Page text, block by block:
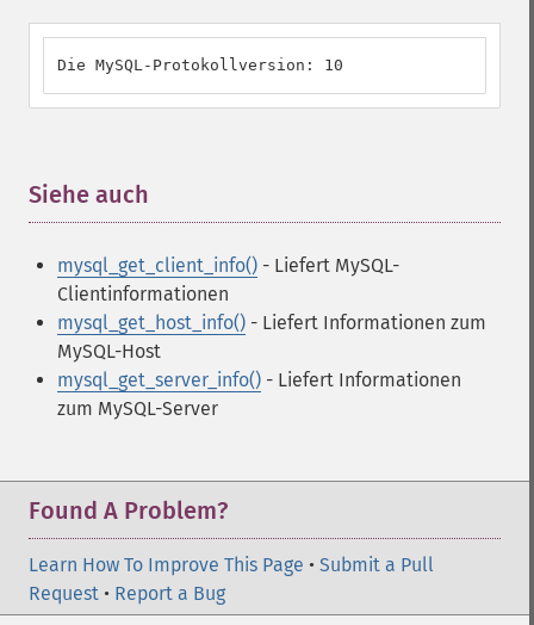
Die MySQL-Protokollversion: 10
Siehe auch
mysql_get_client_info() - Liefert MySQL-
Clientinformationen
mysql_get_host_info() - Liefert Informationen zum
MySQL-Host
mysql_get_server_info() - Liefert Informationen
zum MySQL-Server
Found A Problem?
Learn How To Improve This Page • Submit a Pull
Request • Report a Bug